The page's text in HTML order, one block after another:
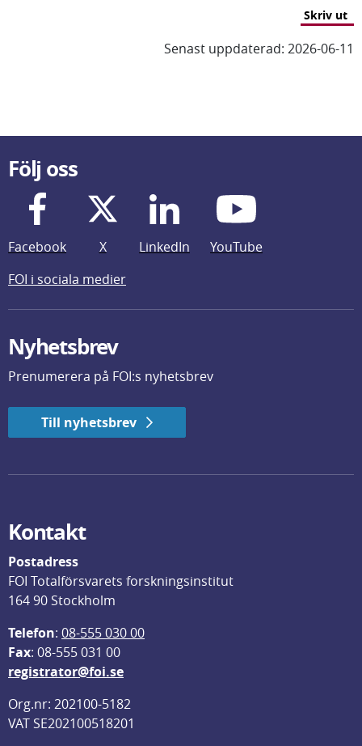
Skriv ut
Senast uppdaterad: 2026-06-11
Följ oss
Facebook X LinkedIn
YouTube
FOI i sociala medier
Nyhetsbrev
Prenumerera på FOI:s nyhetsbrev
Till nyhetsbrev
Kontakt
Postadress
FOI Totalförsvarets forskningsinstitut
164 90 Stockholm
Telefon: 08-555 030 00
Fax: 08-555 031 00
registrator@foi.se
Org.nr: 202100-5182
VAT SE202100518201